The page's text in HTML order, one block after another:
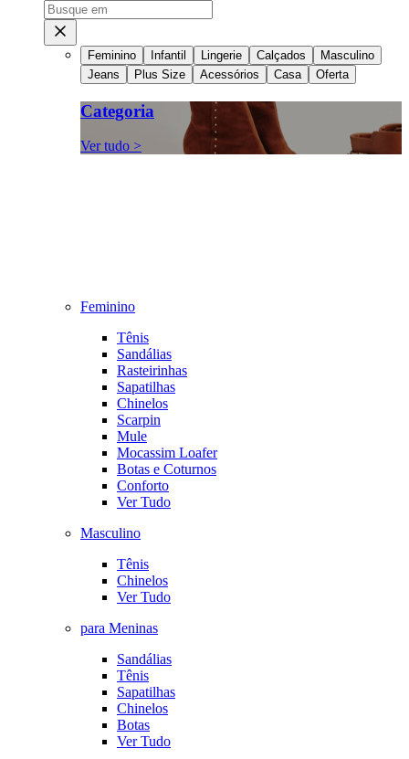
Feminino Infantil Lingerie Calçados
Masculino
Jeans
Plus Size Acessórios Casa Oferta
Categoria
Ver tudo >
Feminino
Tênis
Sandálias
Rasteirinhas
Sapatilhas
Chinelos
Scarpin
Mule
Mocassim Loafer
Botas e Coturnos
Conforto
Ver Tudo
Masculino
Tênis
Chinelos
Ver Tudo
para Meninas
Sandálias
Tênis
Sapatilhas
Chinelos
Botas
Ver Tudo